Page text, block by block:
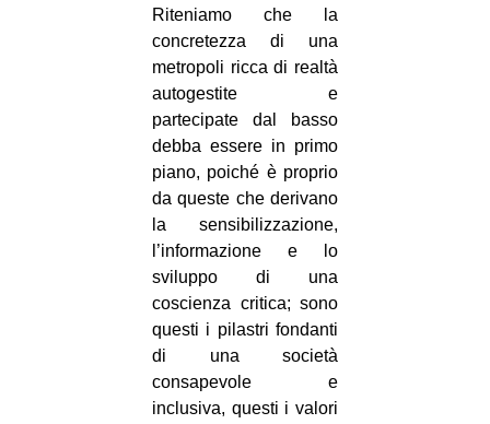
Riteniamo che la
concretezza di una
metropoli ricca di realtà
autogestite e
partecipate dal basso
debba essere in primo
piano, poiché è proprio
da queste che derivano
la sensibilizzazione,
l’informazione e lo
sviluppo di una
coscienza critica; sono
questi i pilastri fondanti
di una società
consapevole e
inclusiva, questi i valori